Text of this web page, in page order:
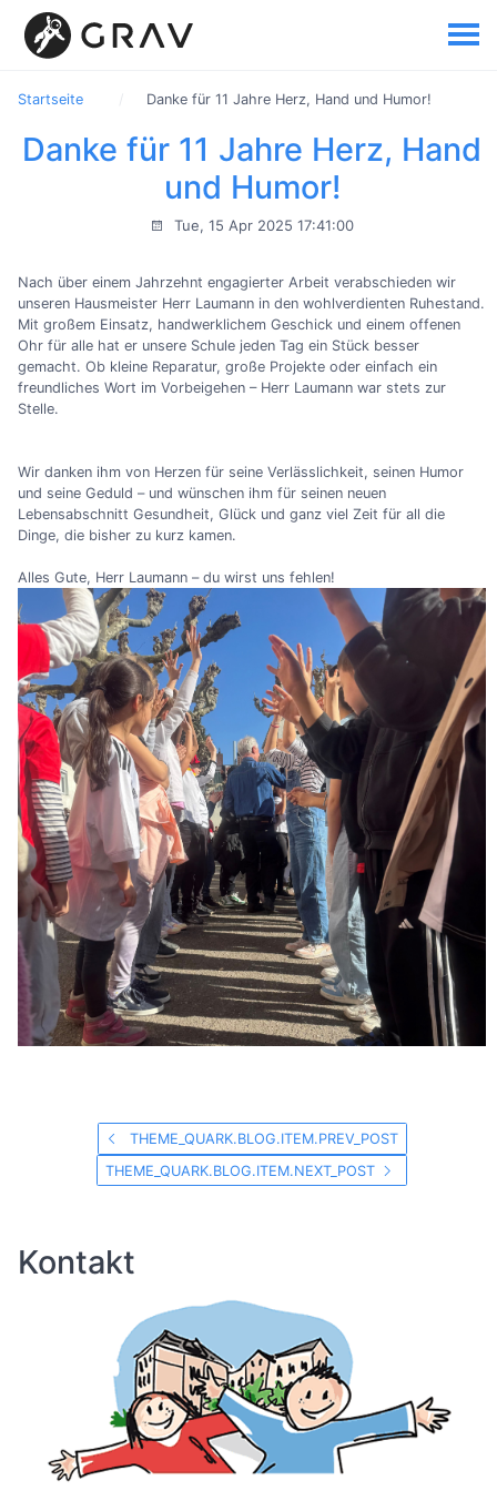
Startseite Danke für 11 Jahre Herz, Hand und Humor!
Danke für 11 Jahre Herz, Hand
und Humor!
Tue, 15 Apr 2025 17:41:00
Nach über einem Jahrzehnt engagierter Arbeit verabschieden wir
unseren Hausmeister Herr Laumann in den wohlverdienten Ruhestand.
Mit großem Einsatz, handwerklichem Geschick und einem offenen
Ohr für alle hat er unsere Schule jeden Tag ein Stück besser
gemacht. Ob kleine Reparatur, große Projekte oder einfach ein
freundliches Wort im Vorbeigehen – Herr Laumann war stets zur
Stelle.
Wir danken ihm von Herzen für seine Verlässlichkeit, seinen Humor
und seine Geduld – und wünschen ihm für seinen neuen
Lebensabschnitt Gesundheit, Glück und ganz viel Zeit für all die
Dinge, die bisher zu kurz kamen.
Alles Gute, Herr Laumann – du wirst uns fehlen!
THEME_QUARK.BLOG.ITEM.PREV_POST
THEME_QUARK.BLOG.ITEM.NEXT_POST
Kontakt